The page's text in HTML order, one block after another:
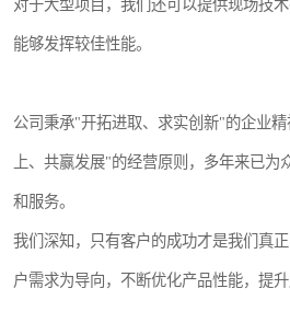
对于大型项目，我们还可以提供现场技
能够发挥较佳性能。
公司秉承"开拓进取、求实创新"的企业
上、共赢发展"的经营原则，多年来已为
和服务。
我们深知，只有客户的成功才是我们真
户需求为导向，不断优化产品性能，提升